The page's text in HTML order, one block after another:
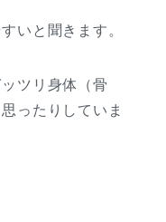
いと聞きます。
ツリ身体（骨
ったりしていま